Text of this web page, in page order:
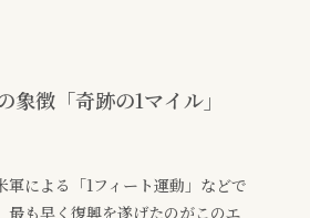
象徴「奇跡の1マイル」
軍による「1フィート運動」などで
最も早く復興を遂げたのがこのエ